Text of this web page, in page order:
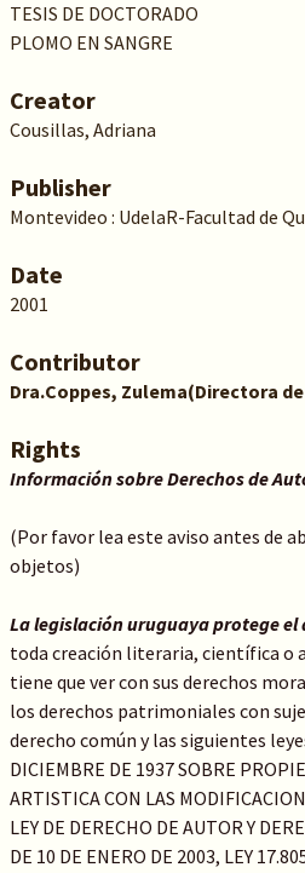
TESIS DE DOCTORADO
PLOMO EN SANGRE
Creator
Cousillas, Adriana
Publisher
Montevideo : UdelaR-Facultad de
Date
2001
Contributor
Dra.Coppes, Zulema(Directora
Rights
Información sobre Derechos de
(Por favor lea este aviso antes de
objetos)
La legislación uruguaya protege el
toda creación literaria, científica o
tiene que ver con sus derechos
los derechos patrimoniales con
derecho común y las siguientes
DICIEMBRE DE 1937 SOBRE
ARTISTICA CON LAS
LEY DE DERECHO DE AUTOR Y
DE 10 DE ENERO DE 2003, LEY